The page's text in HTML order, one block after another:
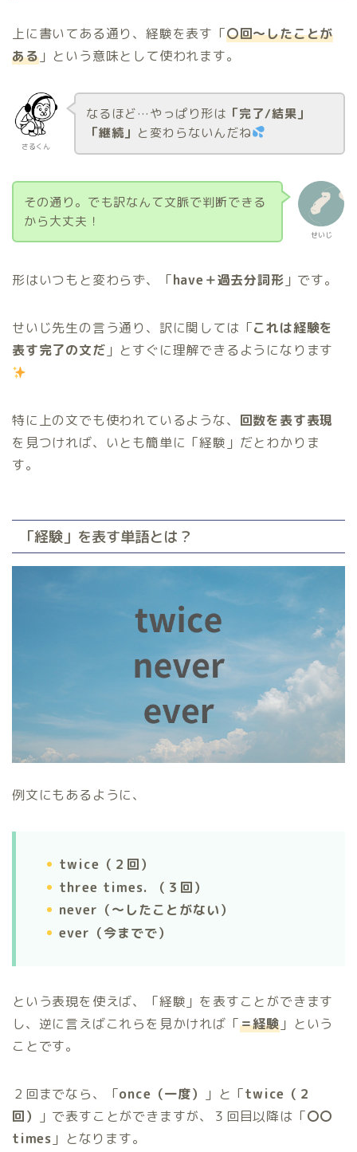
上に書いてある通り、経験を表す「〇回〜したことが
ある」という意味として使われます。
さるくん
なるほど…やっぱり形は 「完了/結果」
「継続」 と変わらないんだね
せいじ
その通り。でも訳なんて文脈で判断できる
から大丈夫！
形はいつもと変わらず、「have＋過去分詞形 」です。
せいじ先生の言う通り、訳に関しては「これは経験を
表す完了の文だ 」とすぐに理解できるようになります
特に上の文でも使われているような、 回数を表す表現
を見つければ、いとも簡単に「経験」だとわかりま
す。
「経験」を表す単語とは？
例文にもあるように、
twice（２回）
three times. （３回）
never（〜したことがない）
ever（今までで）
という表現を使えば、「経験」を表すことができます
し、逆に言えばこれらを見かければ「＝経験 」という
ことです。
２回までなら、「once（一度） 」と「twice（２
回）
」で表すことができますが、３回目以降は「〇〇
times 」となります。